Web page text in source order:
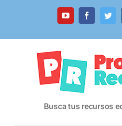
YouTubeFacebook
Busca tus recursos